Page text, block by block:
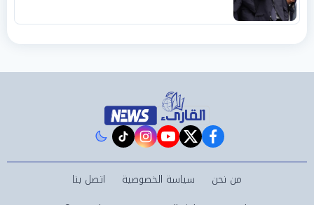
facebook
twitter
youtube
instagram
tiktok
من نحن سياسة الخصوصية اتصل بنا